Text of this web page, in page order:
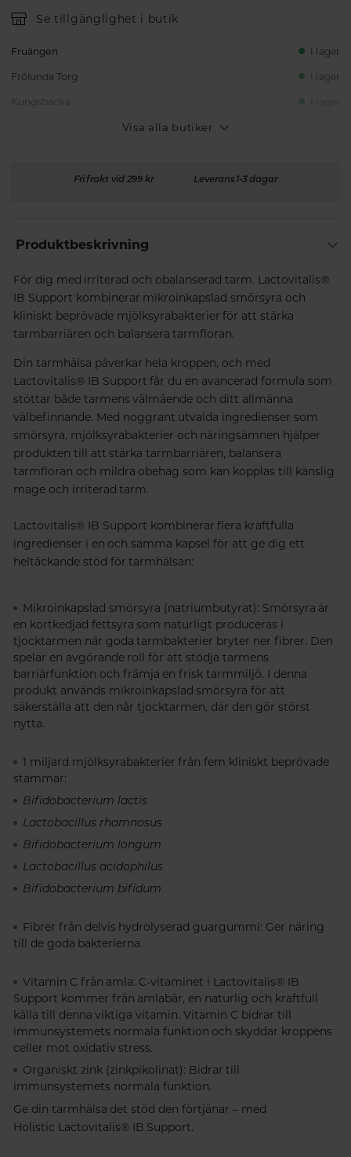
Se tillgänglighet i butik
Fruängen I lager
Frölunda Torg I lager
Visa alla butiker
Fri frakt vid 299 kr Leverans 1-3 dagar
Produktbeskrivning
För dig med irriterad och obalanserad tarm. Lactovitalis®
IB Support kombinerar mikroinkapslad smörsyra och
kliniskt beprövade mjölksyrabakterier för att stärka
tarmbarriären och balansera tarmfloran.
Din tarmhälsa påverkar hela kroppen, och med
Lactovitalis® IB Support får du en avancerad formula som
stöttar både tarmens välmående och ditt allmänna
välbefinnande. Med noggrant utvalda ingredienser som
smörsyra, mjölksyrabakterier och näringsämnen hjälper
produkten till att stärka tarmbarriären, balansera
tarmfloran och mildra obehag som kan kopplas till känslig
mage och irriterad tarm.
Lactovitalis® IB Support kombinerar flera kraftfulla
ingredienser i en och samma kapsel för att ge dig ett
heltäckande stöd för tarmhälsan:
Mikroinkapslad smörsyra (natriumbutyrat): Smörsyra är
en kortkedjad fettsyra som naturligt produceras i
tjocktarmen när goda tarmbakterier bryter ner fibrer. Den
spelar en avgörande roll för att stödja tarmens
barriärfunktion och främja en frisk tarmmiljö. I denna
produkt används mikroinkapslad smörsyra för att
säkerställa att den når tjocktarmen, där den gör störst
nytta.
1 miljard mjölksyrabakterier från fem kliniskt beprövade
stammar:
Bifidobacterium lactis
Lactobacillus rhamnosus
Bifidobacterium longum
Lactobacillus acidophilus
Bifidobacterium bifidum
Fibrer från delvis hydrolyserad guargummi: Ger näring
till de goda bakterierna.
Vitamin C från amla: C-vitaminet i Lactovitalis® IB
Support kommer från amlabär, en naturlig och kraftfull
källa till denna viktiga vitamin. Vitamin C bidrar till
immunsystemets normala funktion och skyddar kroppens
celler mot oxidativ stress.
Organiskt zink (zinkpikolinat): Bidrar till
immunsystemets normala funktion.
Ge din tarmhälsa det stöd den förtjänar – med
Holistic Lactovitalis® IB Support.